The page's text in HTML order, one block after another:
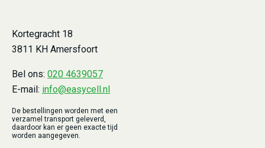
Kortegracht 18
3811 KH Amersfoort
Bel ons: 020 4639057
E-mail: info@easycell.nl
De bestellingen worden met een
verzamel transport geleverd,
daardoor kan er geen exacte tijd
worden aangegeven.